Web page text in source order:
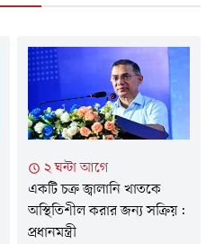
২ ঘন্টা আগে
একটি চক্র জ্বালানি খাতকে
অস্থিতিশীল করার জন্য সক্রিয়:
প্রধানমন্ত্রী